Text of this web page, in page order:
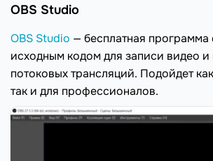
OBS Studio
OBS Studio — бесплатная программа
исходным кодом для записи видео и
потоковых трансляций. Подойдет
так и для профессионалов.